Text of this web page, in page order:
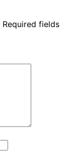
Required fields